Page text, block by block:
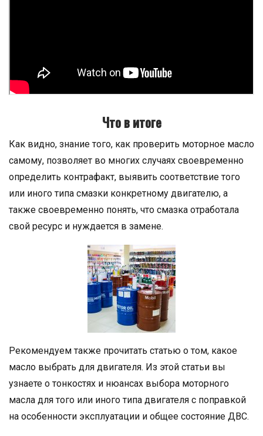
Что в итоге
Как видно, знание того, как проверить моторное масло
самому, позволяет во многих случаях своевременно
определить контрафакт, выявить соответствие того
или иного типа смазки конкретному двигателю, а
также своевременно понять, что смазка отработала
свой ресурс и нуждается в замене.
Рекомендуем также прочитать статью о том, какое
масло выбрать для двигателя. Из этой статьи вы
узнаете о тонкостях и нюансах выбора моторного
масла для того или иного типа двигателя с поправкой
на особенности эксплуатации и общее состояние ДВС.